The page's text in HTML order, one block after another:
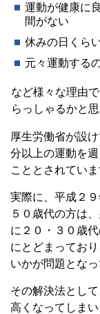
運動が健康に
間がない
休みの日くら
元々運動する
など様々な理由
らっしゃるかと思
厚生労働省が設
分以上の運動を
こととされていま
実際に、平成２
５０歳代の方は
に２０・３０歳
にとどまってお
いかが問題となっ
その解決法とし
高くなってしま